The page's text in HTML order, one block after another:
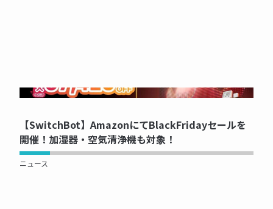
NOW PRINTING...
【SwitchBot】AmazonにてBlackFridayセールを
開催！加湿器・空気清浄機も対象！
ニュース